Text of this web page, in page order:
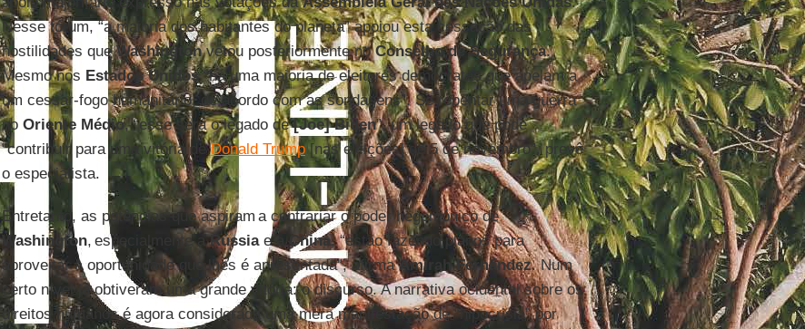
Nesse fórum, “a maioria dos habitantes do planeta” apoiou esta cessação das
hostilidades queWashingtonvetou posteriormente noConselho de Segurança.
Mesmo nos Estados Unidos“há uma maioria de eleitores democratas que apelam a
um cessar-fogo humanitário, de acordo com as sondagens”. Se rebentar uma guerra
noOriente Médio, “esse será o legado de[Joe] Biden”, um legado que pode
“contribuir para uma vitória deDonald Trump[nas eleições] de 5 de novembro”, prevê
o especialista.
Entretanto, as potências que aspiram a contrariar o poder hegemónico de
Washington, especialmente aRússiae aChina, “estão fazendo planos para
aproveitar a oportunidade que lhes é apresentada”, afirmaAmirah Fernández. Num
certo nível já obtiveram uma grande vitória: o discurso. A narrativa ocidental sobre os
direitos humanos é agora considerada uma mera manifestação de “hipocrisia” por